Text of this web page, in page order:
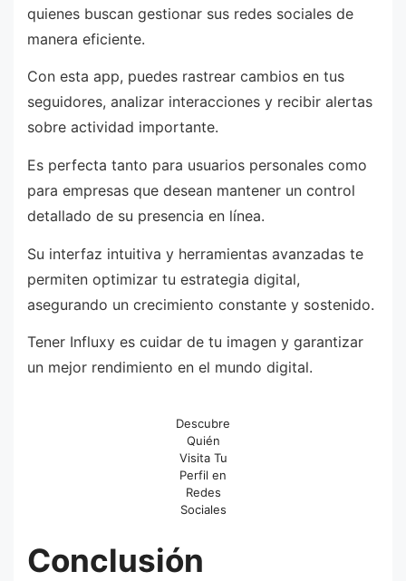
quienes buscan gestionar sus redes sociales de
manera eficiente.
Con esta app, puedes rastrear cambios en tus
seguidores, analizar interacciones y recibir alertas
sobre actividad importante.
Es perfecta tanto para usuarios personales como
para empresas que desean mantener un control
detallado de su presencia en línea.
Su interfaz intuitiva y herramientas avanzadas te
permiten optimizar tu estrategia digital,
asegurando un crecimiento constante y sostenido.
Tener Influxy es cuidar de tu imagen y garantizar
un mejor rendimiento en el mundo digital.
Descubre
Quién
Visita Tu
Perfil en
Redes
Sociales
Conclusión